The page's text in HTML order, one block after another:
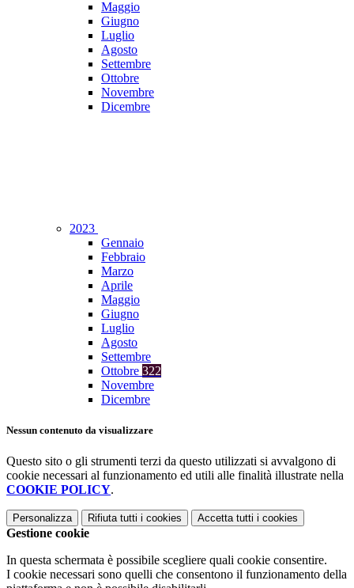
Maggio
Giugno
Luglio
Agosto
Settembre
Ottobre
Novembre
Dicembre
2023
Gennaio
Febbraio
Marzo
Aprile
Maggio
Giugno
Luglio
Agosto
Settembre
Ottobre 322
Novembre
Dicembre
Nessun contenuto da visualizzare
Questo sito o gli strumenti terzi da questo utilizzati si avvalgono di
cookie necessari al funzionamento ed utili alle finalità illustrate nella
COOKIE POLICY.
Personalizza Rifiuta tutti i cookies Accetta tutti i cookies
Gestione cookie
In questa schermata è possibile scegliere quali cookie consentire.
I cookie necessari sono quelli che consentono il funzionamento della